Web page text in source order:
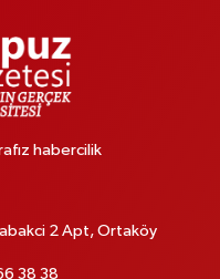
habercilik
2 Apt, Ortaköy
38 38